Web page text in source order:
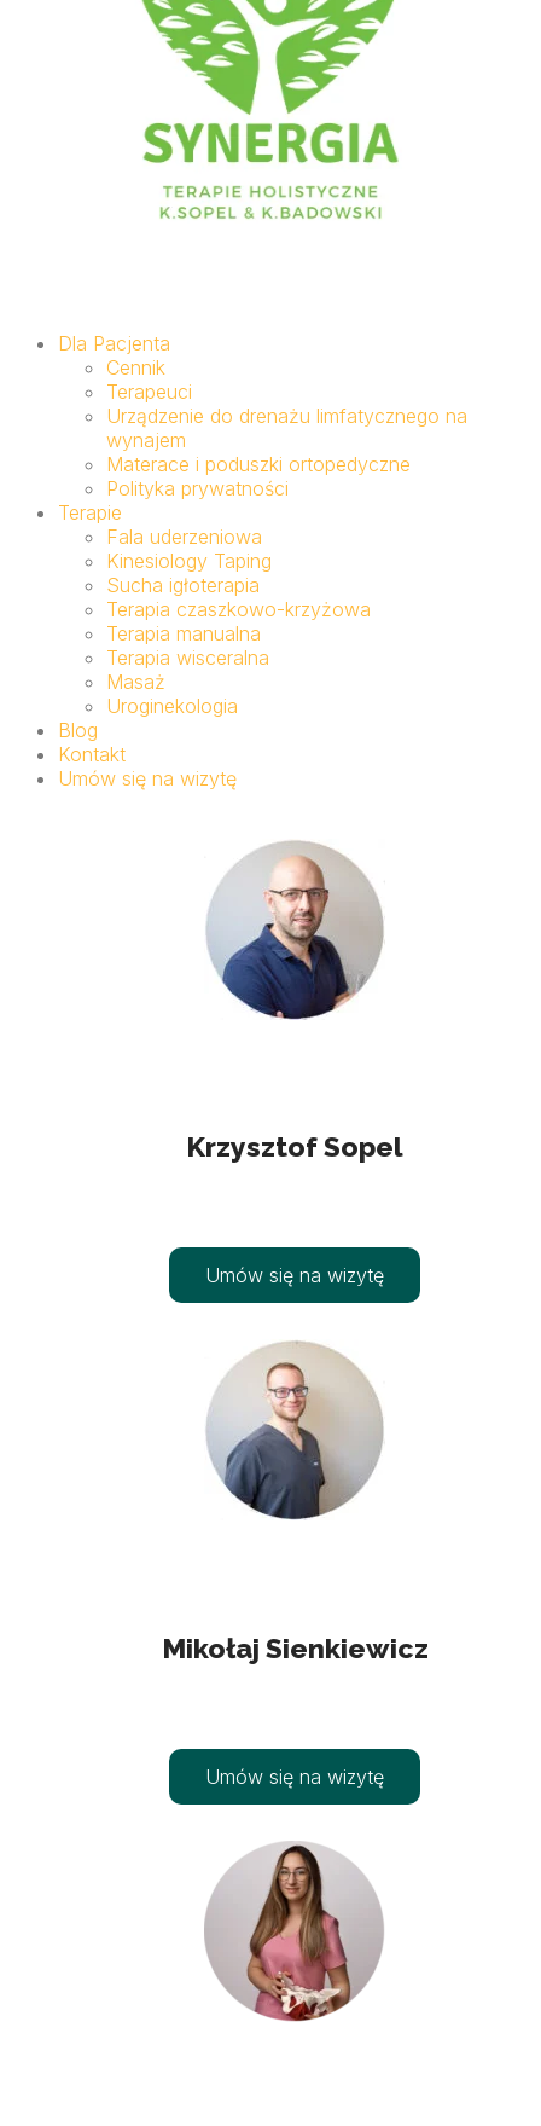
Dla Pacjenta
Cennik
Terapeuci
Urządzenie do drenażu limfatycznego na
wynajem
Materace i poduszki ortopedyczne
Polityka prywatności
Terapie
Fala uderzeniowa
Kinesiology Taping
Sucha igłoterapia
Terapia czaszkowo-krzyżowa
Terapia manualna
Terapia wisceralna
Masaż
Uroginekologia
Blog
Kontakt
Umów się na wizytę
Krzysztof Sopel
Umów się na wizytę
Mikołaj Sienkiewicz
Umów się na wizytę